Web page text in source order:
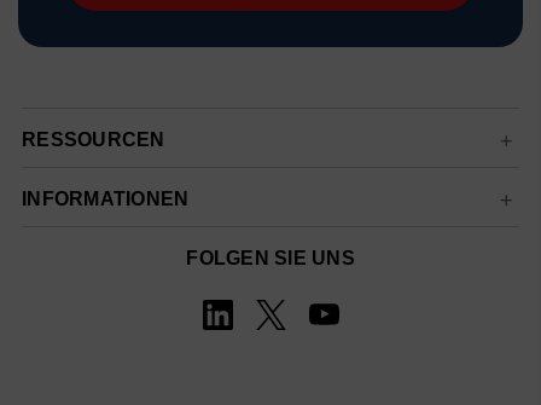
RESSOURCEN
INFORMATIONEN
FOLGEN SIE UNS